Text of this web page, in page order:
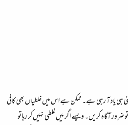
یاد آ رہی ہے۔ ممکن ہے اس میں غلطیاں بھی کافی
آگاہ کریں۔ ویسے اگر میں غلطی نہیں کر رہا تو